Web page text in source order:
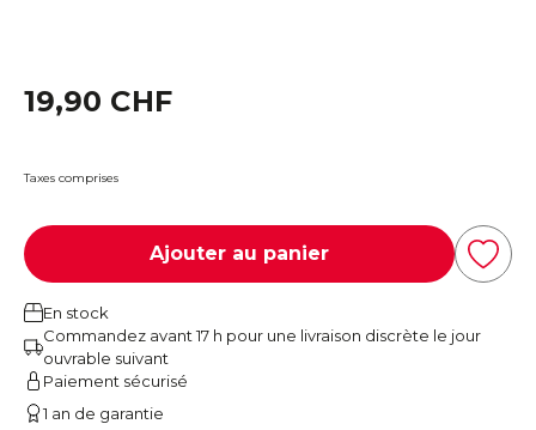
19,90 CHF
Taxes comprises
Ajouter au panier
En stock
Commandez avant 17 h pour une livraison discrète le jour
ouvrable suivant
Paiement sécurisé
1 an de garantie